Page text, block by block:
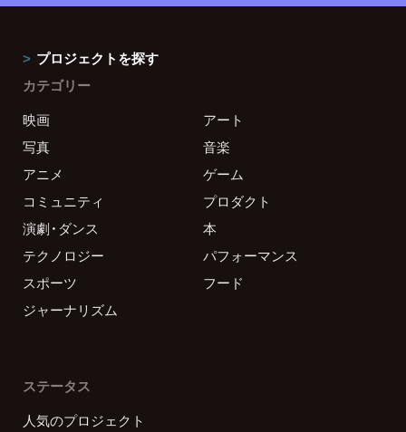
プロジェクトを探す
カテゴリー
映画
アート
写真
音楽
アニメ
ゲーム
コミュニティ
プロダクト
演劇・ダンス
本
テクノロジー
パフォーマンス
スポーツ
フード
ジャーナリズム
ステータス
人気のプロジェクト